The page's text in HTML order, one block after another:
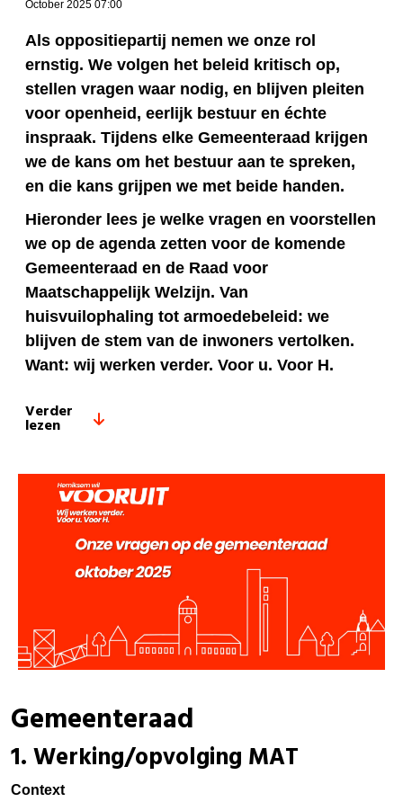
October 2025 07:00
Als oppositiepartij nemen we onze rol
ernstig. We volgen het beleid kritisch op,
stellen vragen waar nodig, en blijven pleiten
voor openheid, eerlijk bestuur en échte
inspraak. Tijdens elke Gemeenteraad krijgen
we de kans om het bestuur aan te spreken,
en die kans grijpen we met beide handen.
Hieronder lees je welke vragen en voorstellen
we op de agenda zetten voor de komende
Gemeenteraad en de Raad voor
Maatschappelijk Welzijn. Van
huisvuilophaling tot armoedebeleid: we
blijven de stem van de inwoners vertolken.
Want: wij werken verder. Voor u. Voor H.
Verder
lezen
Gemeenteraad
1.Werking/opvolging MAT
Context